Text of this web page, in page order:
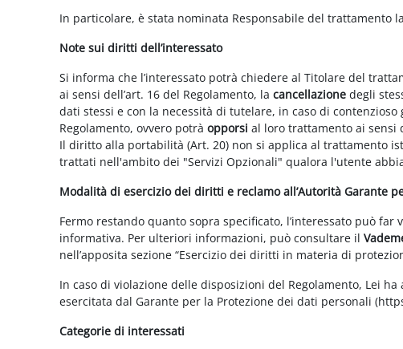
In particolare, è stata nominata Responsabile del trattamento
Note sui diritti dell’interessato
Si informa che l’interessato potrà chiedere al Titolare del
ai sensi dell’art. 16 del Regolamento, lacancellazione degli
dati stessi e con la necessità di tutelare, in caso di
Regolamento, ovvero potràopporsi al loro trattamento ai sensi
Il diritto alla portabilità (Art. 20) non si applica al trattamento
trattati nell'ambito dei "Servizi Opzionali" qualora l'utente
Modalità di esercizio dei diritti e reclamo all’Autorità Garante
Fermo restando quanto sopra specificato, l’interessato può
informativa. Per ulteriori informazioni, può consultare il
nell’apposita sezione “Esercizio dei diritti in materia di
In caso di violazione delle disposizioni del Regolamento, Lei
esercitata dal Garante per la Protezione dei dati personali
Categorie di interessati